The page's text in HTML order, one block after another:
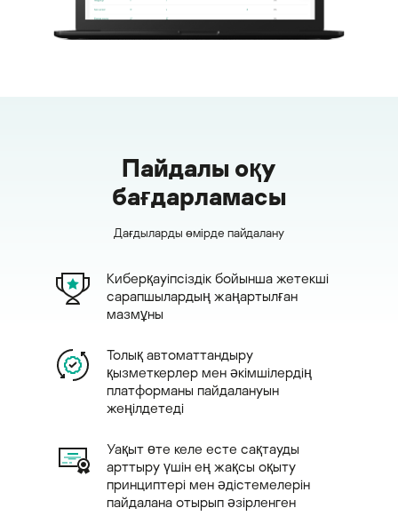
Пайдалы оқу
бағдарламасы
Дағдыларды өмірде пайдалану
Киберқауіпсіздік бойынша жетекші
сарапшылардың жаңартылған
мазмұны
Толық автоматтандыру
қызметкерлер мен әкімшілердің
платформаны пайдалануын
жеңілдетеді
Уақыт өте келе есте сақтауды
арттыру үшін ең жақсы оқыту
принциптері мен әдістемелерін
пайдалана отырып әзірленген